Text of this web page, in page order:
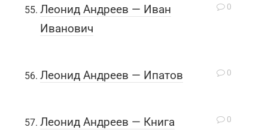
0
Леонид Андреев — Иван
Иванович
0
Леонид Андреев — Ипатов
0
Леонид Андреев — Книга